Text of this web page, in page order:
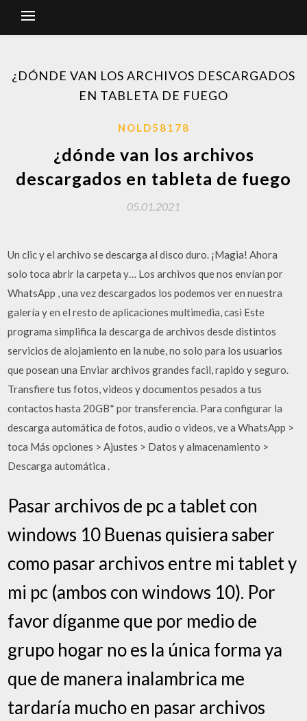
¿DÓNDE VAN LOS ARCHIVOS DESCARGADOS
EN TABLETA DE FUEGO
NOLD58178
¿dónde van los archivos
descargados en tableta de fuego
05.01.2021
Un clic y el archivo se descarga al disco duro. ¡Magia! Ahora
solo toca abrir la carpeta y… Los archivos que nos envían por
WhatsApp , una vez descargados los podemos ver en nuestra
galería y en el resto de aplicaciones multimedia, casi Este
programa simplifica la descarga de archivos desde distintos
servicios de alojamiento en la nube, no solo para los usuarios
que posean una Enviar archivos grandes facil, rapido y seguro.
Transfiere tus fotos, videos y documentos pesados a tus
contactos hasta 20GB* por transferencia. Para configurar la
descarga automática de fotos, audio o videos, ve a WhatsApp >
toca Más opciones > Ajustes > Datos y almacenamiento >
Descarga automática .
Pasar archivos de pc a tablet con
windows 10 Buenas quisiera saber
como pasar archivos entre mi tablet y
mi pc (ambos con windows 10). Por
favor díganme que por medio de
grupo hogar no es la única forma ya
que de manera inalambrica me
tardaría mucho en pasar archivos